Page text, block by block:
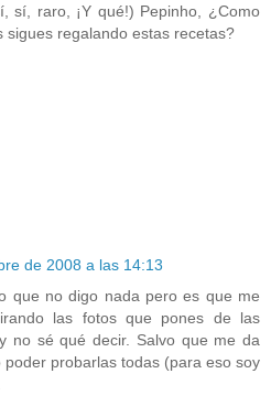
sí, raro, ¡Y qué!) Pepinho, ¿Como
sigues regalando estas recetas?
de 2008 a las 14:13
que no digo nada pero es que me
las fotos que pones de las
no sé qué decir. Salvo que me da
probarlas todas (para eso soy